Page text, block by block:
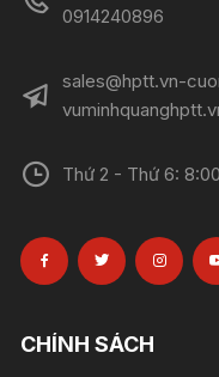
0914240896​​​​​​​
sales@hptt.vn-
Thứ 2 - Thứ 6:
CHÍNH SÁCH